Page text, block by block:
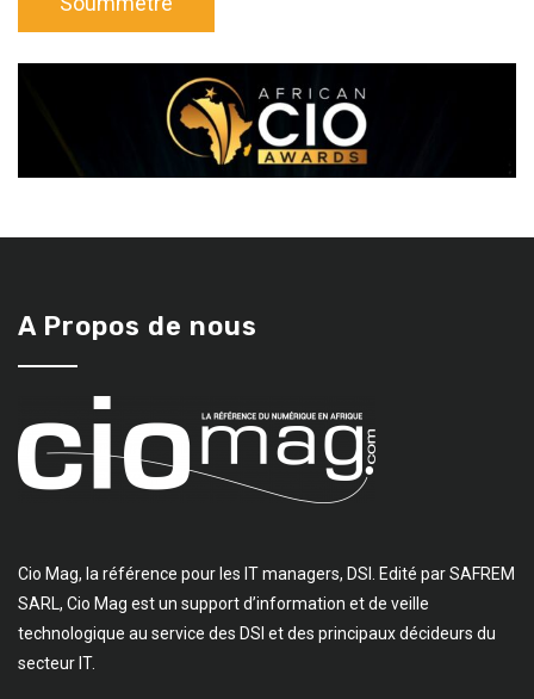
A Propos de nous
Cio Mag, la référence pour les IT managers, DSI. Edité par SAFREM
SARL, Cio Mag est un support d’information et de veille
technologique au service des DSI et des principaux décideurs du
secteur IT.